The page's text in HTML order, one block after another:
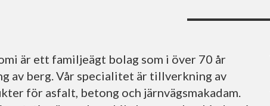
är ett familjeägt bolag som i över 70 år
av berg. Vår specialitet är tillverkning av
för asfalt, betong och järnvägsmakadam.